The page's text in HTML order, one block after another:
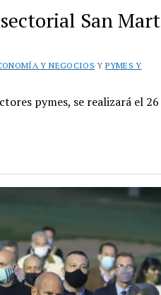
San
Y NEGOCIOS YPYMES Y
pymes, se realizará el